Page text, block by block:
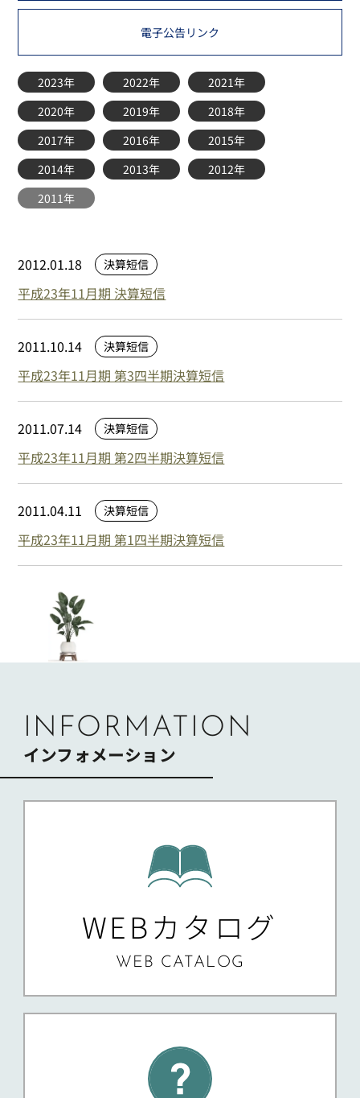
電子公告リンク
2023年 2022年
2021年
2020年
2019年
2018年
2017年
2016年
2015年
2014年
2013年
2012年
2011年
2012.01.18 決算短信
平成23年11月期 決算短信
2011.10.14 決算短信
平成23年11月期 第3四半期決算短信
2011.07.14 決算短信
平成23年11月期 第2四半期決算短信
2011.04.11 決算短信
平成23年11月期 第1四半期決算短信
INFORMATION
インフォメーション
WEBカタログ
WEB CATALOG